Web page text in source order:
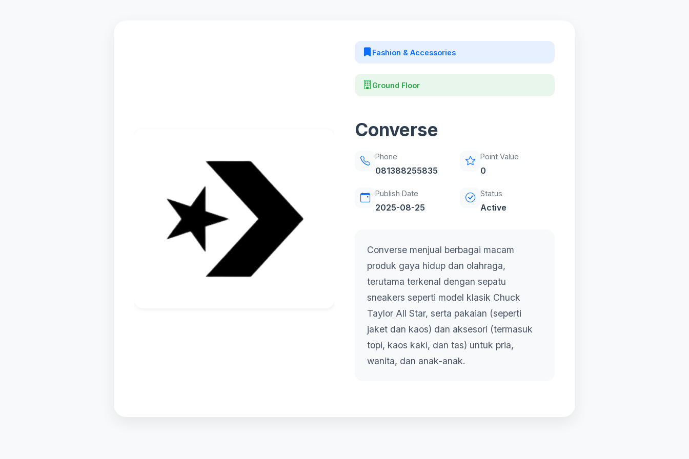
Fashion & Accessories
Ground Floor
Converse
Phone
081388255835
Point Value
0
Publish Date
2025-08-25
Status
Active
Converse menjual berbagai macam
produk gaya hidup dan olahraga,
terutama terkenal dengan sepatu
sneakers seperti model klasik Chuck
Taylor All Star, serta pakaian (seperti
jaket dan kaos) dan aksesori (termasuk
topi, kaos kaki, dan tas) untuk pria,
wanita, dan anak-anak.